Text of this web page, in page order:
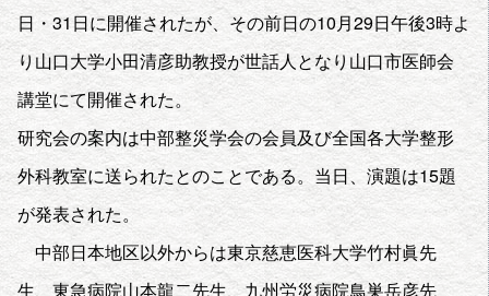
日・31日に開催されたが、その前日の10月29日午後3時よ
り山口大学小田清彦助教授が世話人となり山口市医師会
講堂にて開催された。
研究会の案内は中部整災学会の会員及び全国各大学整形
外科教室に送られたとのことである。当日、演題は15題
が発表された。
中部日本地区以外からは東京慈恵医科大学竹村眞先
生、東急病院山本龍二先生、九州労災病院鳥巣岳彦先